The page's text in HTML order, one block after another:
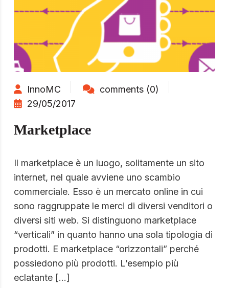
InnoMC
comments (0)
29/05/2017
Marketplace
Il marketplace è un luogo, solitamente un sito
internet, nel quale avviene uno scambio
commerciale. Esso è un mercato online in cui
sono raggruppate le merci di diversi venditori o
diversi siti web. Si distinguono marketplace
“verticali” in quanto hanno una sola tipologia di
prodotti. E marketplace “orizzontali” perché
possiedono più prodotti. L’esempio più
eclatante […]